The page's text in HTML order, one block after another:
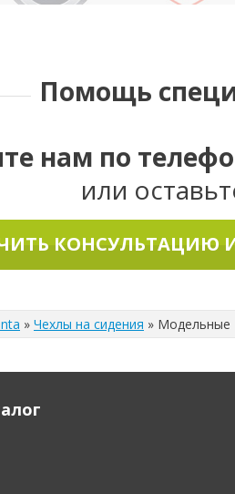
Помощь
нам по
или
КОНСУЛЬТАЦИЮ
» Чехлы на сидения » Модельные